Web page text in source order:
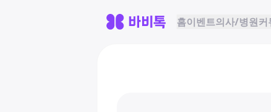
홈이벤트의사/병원커